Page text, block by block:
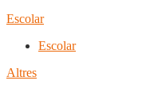
Escolar
Escolar
Altres